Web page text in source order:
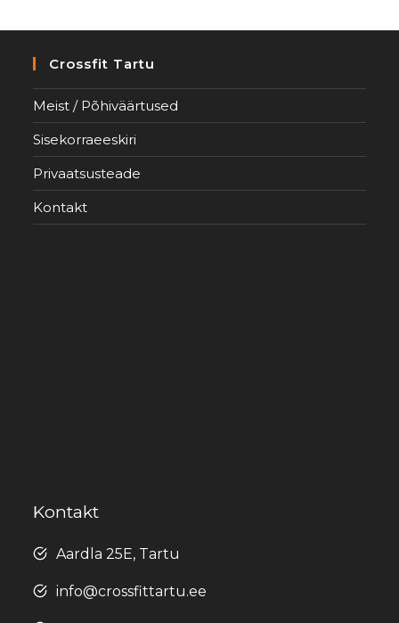
Crossfit Tartu
Meist / Põhiväärtused
Sisekorraeeskiri
Privaatsusteade
Kontakt
Kontakt
Aardla 25E, Tartu
info@crossfittartu.ee